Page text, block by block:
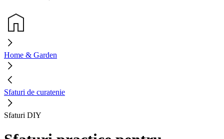
Home & Garden
Sfaturi de curatenie
Sfaturi DIY